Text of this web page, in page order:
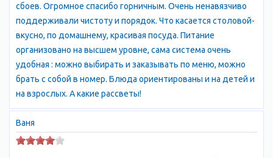
развлечений. Один из самых популярных пляжей в Утесе –
«Пляж Утес». Этот пляж находится в центре поселка, и здесь
можно насладиться песчаным пляжем и комфортом, а также
попробовать различные виды водных развлечений.
В Утесе есть множество отелей и эллингов, которые
предлагают комфортное размещение для туристов. Лучше
всего выбирать отели и эллинги, которые расположены
близко к морю, чтобы удобно добираться до пляжей и
наслаждаться морским бризом.
сбоев. Огромное спасибо горничным. Очень ненавязчиво
поддерживали чистоту и порядок. Что касается столовой-
вкусно, по домашнему, красивая посуда. Питание
организовано на высшем уровне, сама система очень
удобная : можно выбирать и заказывать по меню, можно
брать с собой в номер. Блюда ориентированы и на детей и
на взрослых. А какие рассветы!
Ваня